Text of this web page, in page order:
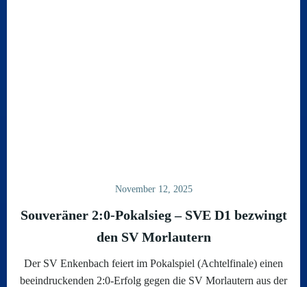
November 12, 2025
Souveräner 2:0-Pokalsieg – SVE D1 bezwingt
den SV Morlautern
Der SV Enkenbach feiert im Pokalspiel (Achtelfinale) einen
beeindruckenden 2:0-Erfolg gegen die SV Morlautern aus der